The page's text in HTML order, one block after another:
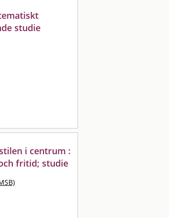
studie
i centrum :
fritid; studie